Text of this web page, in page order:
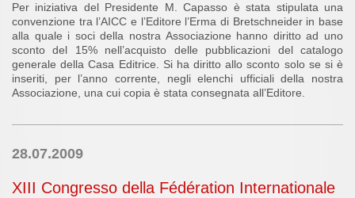
Per iniziativa del Presidente M. Capasso è stata stipulata una
convenzione tra l’AICC e l’Editore l’Erma di Bretschneider in base
alla quale i soci della nostra Associazione hanno diritto ad uno
sconto del 15% nell’acquisto delle pubblicazioni del catalogo
generale della Casa Editrice. Si ha diritto allo sconto solo se si è
inseriti, per l’anno corrente, negli elenchi ufficiali della nostra
Associazione, una cui copia è stata consegnata all’Editore.
28.07.2009
XIII Congresso della Fédération Internationale